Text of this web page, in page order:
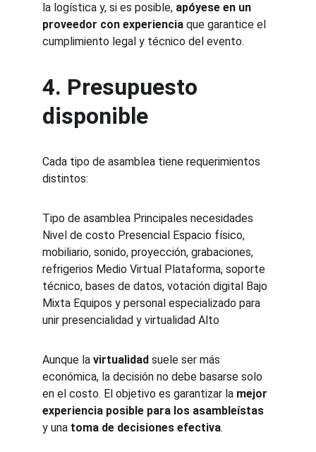
la logística y, si es posible, apóyese en un
proveedor con experiencia que garantice el
cumplimiento legal y técnico del evento.
4. Presupuesto
disponible
Cada tipo de asamblea tiene requerimientos
distintos:
Tipo de asamblea Principales necesidades
Nivel de costo Presencial Espacio físico,
mobiliario, sonido, proyección, grabaciones,
refrigerios Medio Virtual Plataforma, soporte
técnico, bases de datos, votación digital Bajo
Mixta Equipos y personal especializado para
unir presencialidad y virtualidad Alto
Aunque la virtualidad suele ser más
económica, la decisión no debe basarse solo
en el costo. El objetivo es garantizar la mejor
experiencia posible para los asambleístas
y una toma de decisiones efectiva.